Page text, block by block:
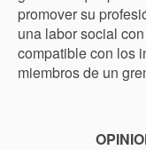
promover su
una labor social
compatible con los
miembros de un